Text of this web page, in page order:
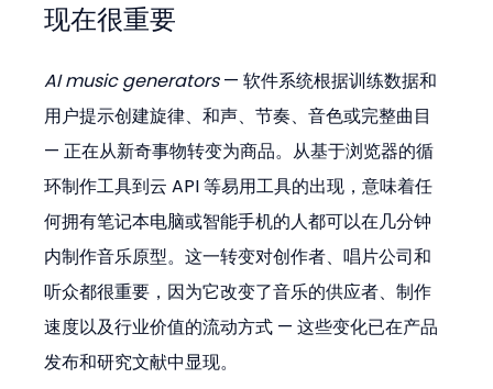
现在很重要
AI music generators — 软件系统根据训练数据和
用户提示创建旋律、和声、节奏、音色或完整曲目
— 正在从新奇事物转变为商品。从基于浏览器的循
环制作工具到云 API 等易用工具的出现，意味着任
何拥有笔记本电脑或智能手机的人都可以在几分钟
内制作音乐原型。这一转变对创作者、唱片公司和
听众都很重要，因为它改变了音乐的供应者、制作
速度以及行业价值的流动方式 — 这些变化已在产品
发布和研究文献中显现。